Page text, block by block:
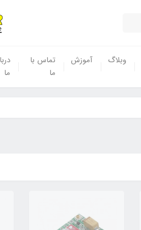
وبلاگ آموزش
تماس با
ما
ما